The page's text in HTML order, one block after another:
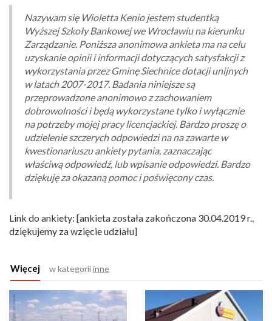
Nazywam się Wioletta Kenio jestem studentką
Wyższej Szkoły Bankowej we Wrocławiu na kierunku
Zarządzanie. Poniższa anonimowa ankieta ma na celu
uzyskanie opinii i informacji dotyczących satysfakcji z
wykorzystania przez Gminę Siechnice dotacji unijnych
w latach 2007-2017. Badania niniejsze są
przeprowadzone anonimowo z zachowaniem
dobrowolności i będą wykorzystane tylko i wyłącznie
na potrzeby mojej pracy licencjackiej. Bardzo proszę o
udzielenie szczerych odpowiedzi na na zawarte w
kwestionariuszu ankiety pytania, zaznaczając
właściwą odpowiedź, lub wpisanie odpowiedzi. Bardzo
dziękuję za okazaną pomoc i poświęcony czas.
Link do ankiety: [ankieta została zakończona 30.04.2019 r.,
dziękujemy za wzięcie udziału]
Więcej w kategoriiinne